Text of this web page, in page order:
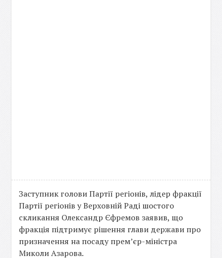
Заступник голови Партії регіонів, лідер фракції
Партії регіонів у Верховній Раді шостого
скликання Олександр Єфремов заявив, що
фракція підтримує рішення глави держави про
призначення на посаду прем’єр-міністра
Миколи Азарова.